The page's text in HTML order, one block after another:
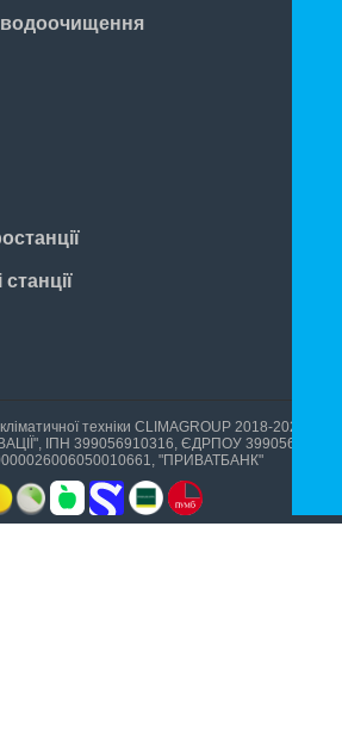
водоочищення
техніки CLIMAGROUP 2018-2026
ІПН 399056910316, ЄДРПОУ 39905699,
"ПРИВАТБАНК"